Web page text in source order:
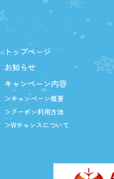
トップページ
お知らせ
キャンペーン内容
＞キャンペーン概要
＞クーポン利用方法
＞Wチャンスについて